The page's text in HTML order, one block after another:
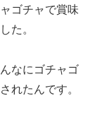
ゴチャで賞味
た。
なにゴチャゴ
れたんです。